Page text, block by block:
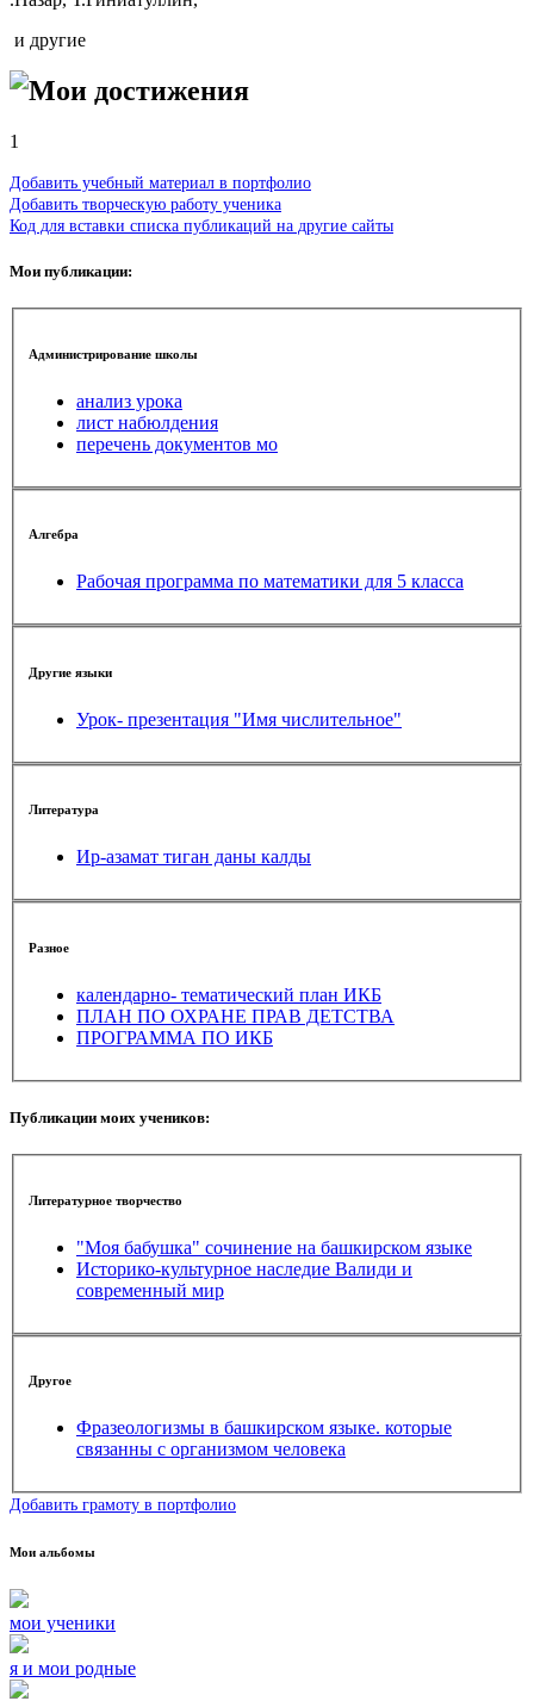
и другие
Мои достижения
1
Добавить учебный материал в портфолио
Добавить творческую работу ученика
Код для вставки списка публикаций на другие сайты
Мои публикации:
Администрирование школы
анализ урока
лист набюлдения
перечень документов мо
Алгебра
Рабочая программа по математики для 5 класса
Другие языки
Урок- презентация "Имя числительное"
Литература
Ир-азамат тиган даны калды
Разное
календарно- тематический план ИКБ
ПЛАН ПО ОХРАНЕ ПРАВ ДЕТСТВА
ПРОГРАММА ПО ИКБ
Публикации моих учеников:
Литературное творчество
"Моя бабушка" сочинение на башкирском языке
Историко-культурное наследие Валиди и
современный мир
Другое
Фразеологизмы в башкирском языке. которые
связанны с организмом человека
Добавить грамоту в портфолио
Мои альбомы
мои ученики
я и мои родные